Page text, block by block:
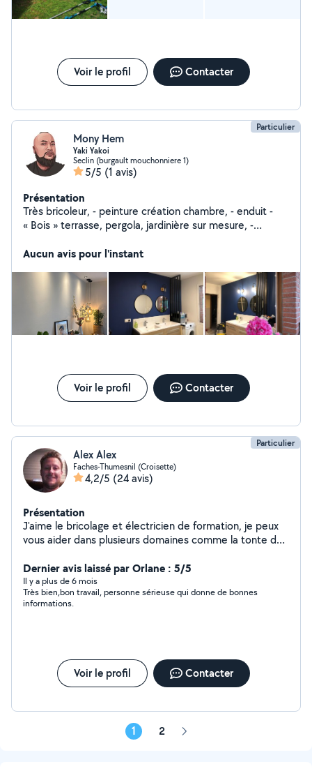
Voir le profil Contacter
Particulier
Mony Hem
Yaki Yakoi
Seclin (burgault mouchonniere 1)
5/5 (1 avis)
Présentation
Très bricoleur, - peinture création chambre, - enduit -
« Bois » terrasse, pergola, jardinière sur mesure, -
création/montage vidéo
Aucun avis pour l'instant
Voir le profil Contacter
Particulier
Alex Alex
Faches-Thumesnil (Croisette)
4,2/5 (24 avis)
Présentation
J'aime le bricolage et électricien de formation, je peux
vous aider dans plusieurs domaines comme la tonte de
me contacter sur mon téléphone 06/03/79/08/89. je
vous répondrais dans la journée. Si je vous mets un
j'aime, c'est parce que je ne peux pas vous répondre du
fait des restrictions et je n'ai pas les moyens de payer.
Dernier avis laissé par Orlane : 5/5
Il y a plus de 6 mois
Très bien,bon travail, personne sérieuse qui donne de bonnes
informations.
Voir le profil Contacter
1 2 Page